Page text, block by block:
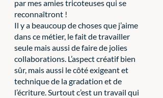
par mes amies tricoteuses qui se
reconnaîtront !
Il y a beaucoup de choses que j’aime
dans ce métier, le fait de travailler
seule mais aussi de faire de jolies
collaborations. L’aspect créatif bien
sûr, mais aussi le côté exigeant et
technique de la gradation et de
l’écriture. Surtout c’est un travail qui